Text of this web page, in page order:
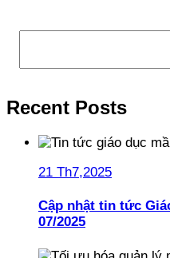
Tìm kiếm
Recent Posts
21 Th7,2025
Cập nhật tin tức
07/2025